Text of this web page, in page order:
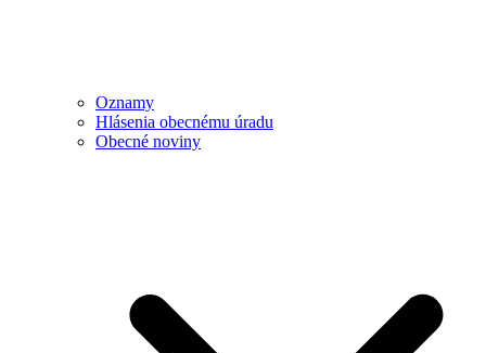
Oznamy
Hlásenia obecnému úradu
Obecné noviny